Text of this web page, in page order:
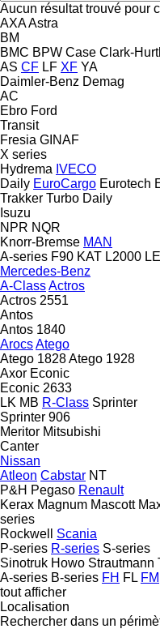
Aucun résultat trouvé pour
AXAAstra
BM
BMC BPW Case Clark-
AS CF LF XF YA
Daimler-Benz Demag
AC
Ebro Ford
Transit
Fresia GINAF
X series
Hydrema IVECO
Daily EuroCargo Eurotech
Trakker Turbo Daily
Isuzu
NPR NQR
Knorr-Bremse MAN
A-series F90 KAT L2000 LE
Mercedes-Benz
A-ClassActros
Actros 2551
Antos
Antos 1840
ArocsAtego
Atego 1828Atego 1928
Axor Econic
Econic 2633
LK MB R-Class Sprinter
Sprinter 906
Meritor Mitsubishi
Canter
Nissan
Atleon Cabstar NT
P&H Pegaso Renault
Kerax Magnum Mascott
series
Rockwell
Scania
P-series R-series S-series
Sinotruk Howo Strautmann
A-series B-series FH FL FM
tout afficher
Localisation
Rechercher dans un